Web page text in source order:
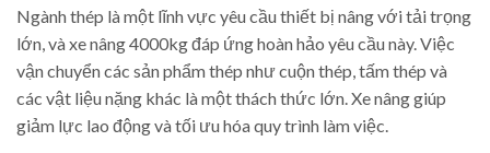
Ngành thép là một lĩnh vực yêu cầu thiết bị nâng với tải trọng
lớn, và xe nâng 4000kg đáp ứng hoàn hảo yêu cầu này. Việc
vận chuyển các sản phẩm thép như cuộn thép, tấm thép và
các vật liệu nặng khác là một thách thức lớn. Xe nâng giúp
giảm lực lao động và tối ưu hóa quy trình làm việc.